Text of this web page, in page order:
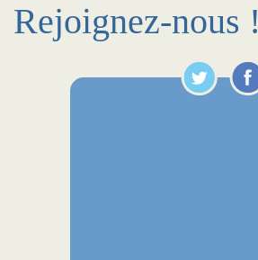
Rejoignez-nous !